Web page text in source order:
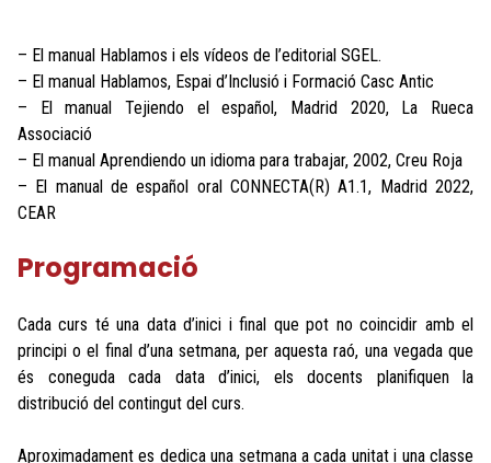
– El manual Hablamos i els vídeos de l’editorial SGEL.
– El manual Hablamos, Espai d’Inclusió i Formació Casc Antic
– El manual Tejiendo el español, Madrid 2020, La Rueca
Associació
– El manual Aprendiendo un idioma para trabajar, 2002, Creu Roja
– El manual de español oral CONNECTA(R) A1.1, Madrid 2022,
CEAR
Programació
Cada curs té una data d’inici i final que pot no coincidir amb el
principi o el final d’una setmana, per aquesta raó, una vegada que
és coneguda cada data d’inici, els docents planifiquen la
distribució del contingut del curs.
Aproximadament es dedica una setmana a cada unitat i una classe